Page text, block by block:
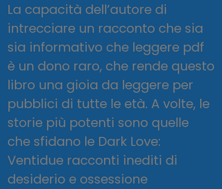
La capacità dell’autore di
intrecciare un racconto che sia
sia informativo che leggere pdf
è un dono raro, che rende questo
libro una gioia da leggere per
pubblici di tutte le età. A volte, le
storie più potenti sono quelle
che sfidano le Dark Love:
Ventidue racconti inediti di
desiderio e ossessione